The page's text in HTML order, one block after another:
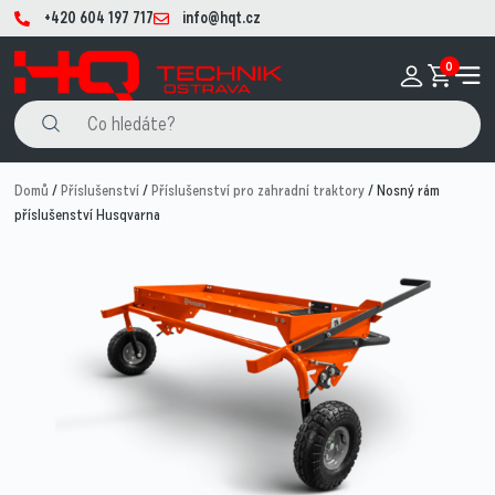
+420 604 197 717 info@hqt.cz
0
Domů /Příslušenství/Příslušenství pro zahradní traktory/ Nosný rám
příslušenství Husqvarna